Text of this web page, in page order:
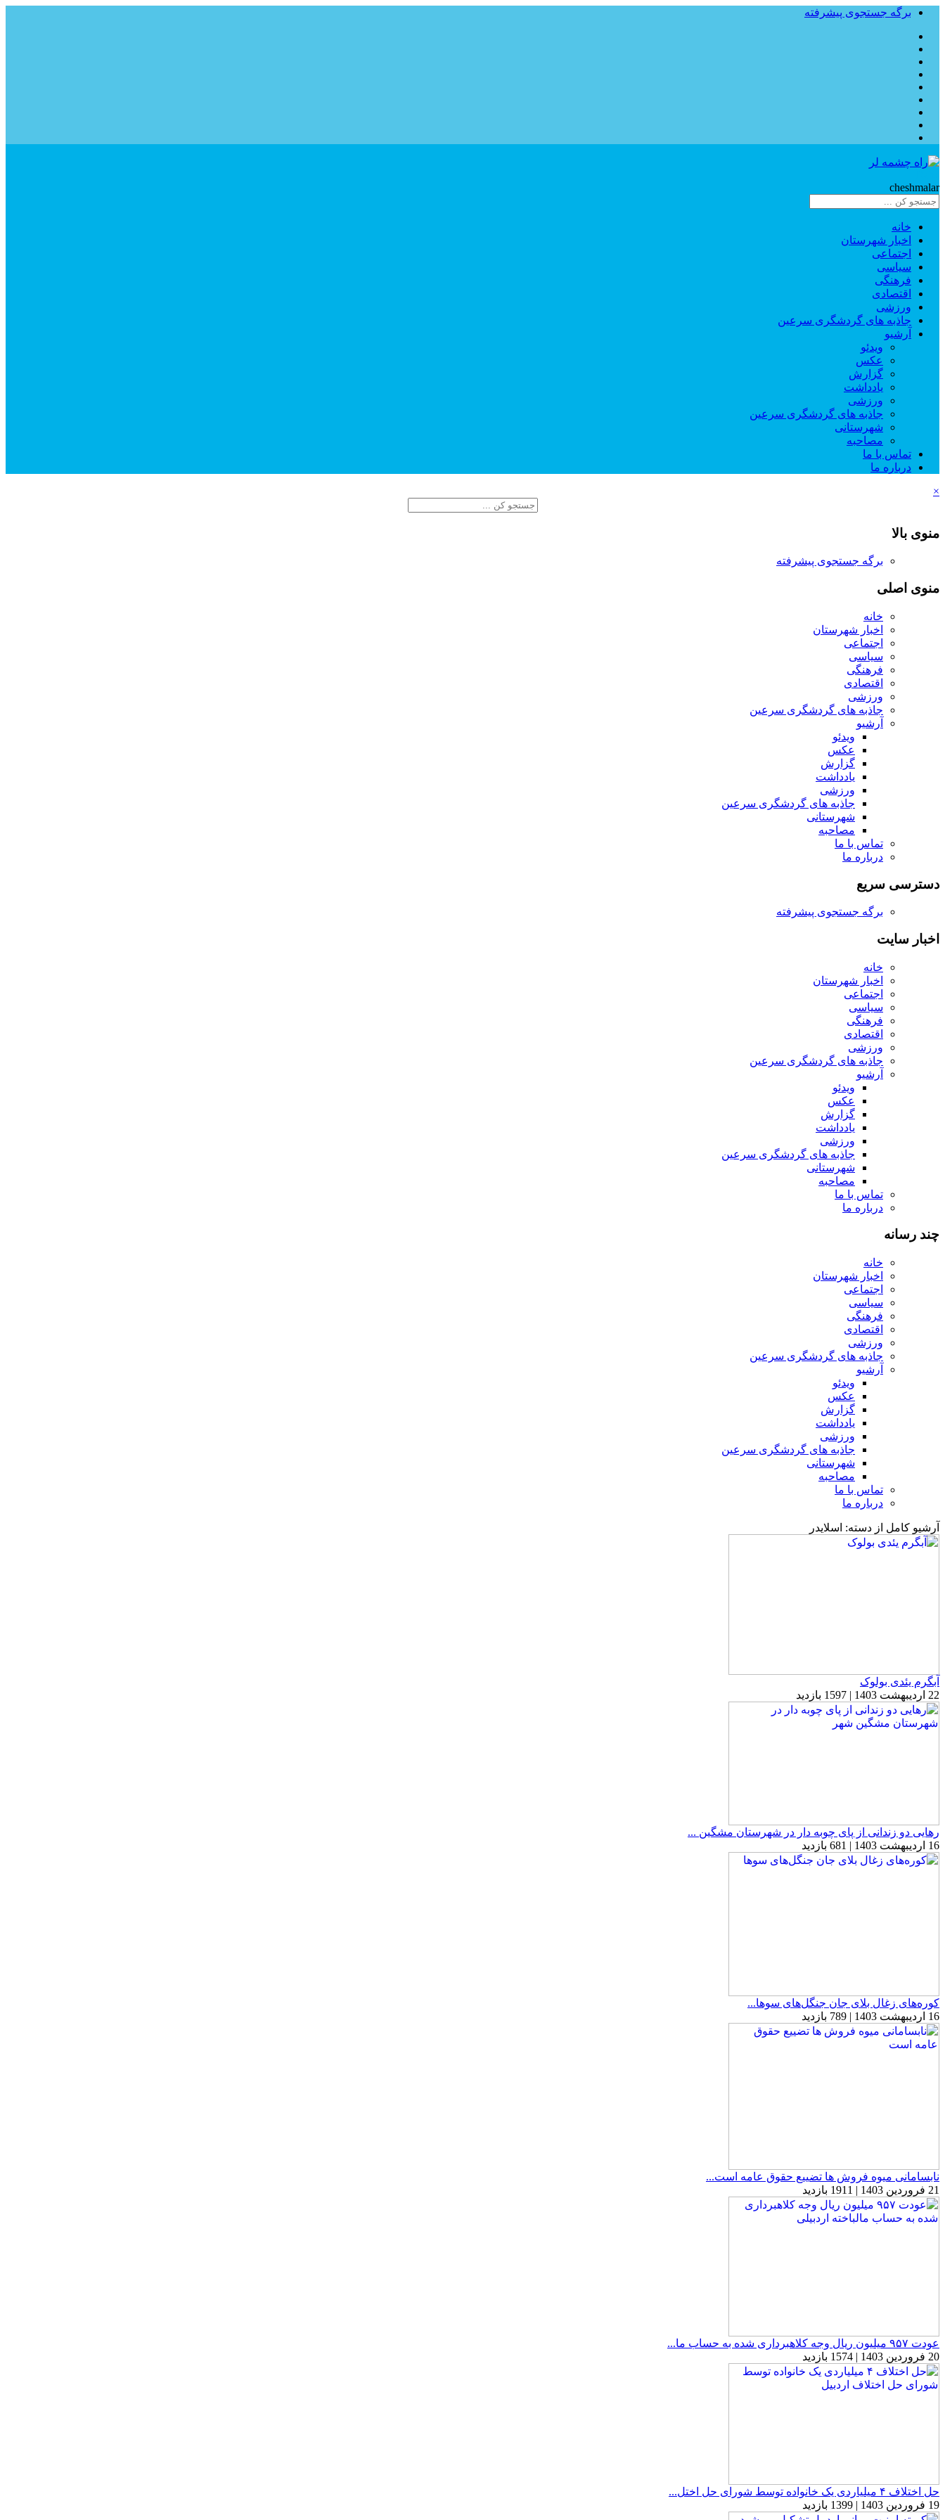
برگه جستجوی پیشرفته
cheshmalar
خانه
اخبار شهرستان
اجتماعی
سیاسی
فرهنگی
اقتصادی
ورزشی
جاذبه های گردشگری سرعین
آرشیو
ویدئو
عکس
گزارش
یادداشت
ورزشی
جاذبه های گردشگری سرعین
شهرستانی
مصاحبه
تماس با ما
درباره ما
×
منوی بالا
برگه جستجوی پیشرفته
منوی اصلی
خانه
اخبار شهرستان
اجتماعی
سیاسی
فرهنگی
اقتصادی
ورزشی
جاذبه های گردشگری سرعین
آرشیو
ویدئو
عکس
گزارش
یادداشت
ورزشی
جاذبه های گردشگری سرعین
شهرستانی
مصاحبه
تماس با ما
درباره ما
دسترسی سریع
برگه جستجوی پیشرفته
اخبار سایت
خانه
اخبار شهرستان
اجتماعی
سیاسی
فرهنگی
اقتصادی
ورزشی
جاذبه های گردشگری سرعین
آرشیو
ویدئو
عکس
گزارش
یادداشت
ورزشی
جاذبه های گردشگری سرعین
شهرستانی
مصاحبه
تماس با ما
درباره ما
چند رسانه
خانه
اخبار شهرستان
اجتماعی
سیاسی
فرهنگی
اقتصادی
ورزشی
جاذبه های گردشگری سرعین
آرشیو
ویدئو
عکس
گزارش
یادداشت
ورزشی
جاذبه های گردشگری سرعین
شهرستانی
مصاحبه
تماس با ما
درباره ما
آرشیو کامل از دسته: اسلایدر
آبگرم یئدی بولوک
22 اردیبهشت 1403 | 1597 بازدید
رهایی دو زندانی از پای چوبه دار در شهرستان مشگین ...
16 اردیبهشت 1403 | 681 بازدید
کوره‌های زغال بلای جان جنگل‌های سوها...
16 اردیبهشت 1403 | 789 بازدید
نابسامانی میوه فروش ها تضییع حقوق عامه است...
21 فروردین 1403 | 1911 بازدید
عودت ۹۵۷ میلیون ریال وجه کلاهبرداری شده به حساب ما...
20 فروردین 1403 | 1574 بازدید
حل اختلاف ۴ میلیاردی یک خانواده توسط شورای حل اختل...
19 فروردین 1403 | 1399 بازدید